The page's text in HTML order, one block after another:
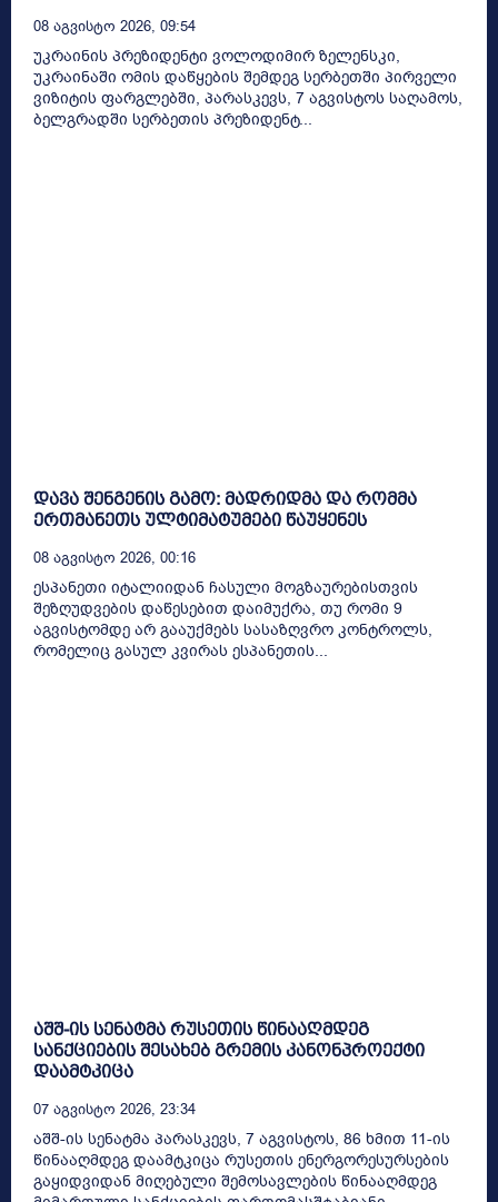
08 Აგვისტო 2026, 09:54
უკრაინის პრეზიდენტი ვოლოდიმირ ზელენსკი,
უკრაინაში ომის დაწყების შემდეგ სერბეთში პირველი
ვიზიტის ფარგლებში, პარასკევს, 7 აგვისტოს საღამოს,
ბელგრადში სერბეთის პრეზიდენტ...
დავა შენგენის გამო: მადრიდმა და რომმა
ერთმანეთს ულტიმატუმები წაუყენეს
08 Აგვისტო 2026, 00:16
ესპანეთი იტალიიდან ჩასული მოგზაურებისთვის
შეზღუდვების დაწესებით დაიმუქრა, თუ რომი 9
აგვისტომდე არ გააუქმებს სასაზღვრო კონტროლს,
რომელიც გასულ კვირას ესპანეთის...
აშშ-ის სენატმა რუსეთის წინააღმდეგ
სანქციების შესახებ გრემის კანონპროექტი
დაამტკიცა
07 Აგვისტო 2026, 23:34
აშშ-ის სენატმა პარასკევს, 7 აგვისტოს, 86 ხმით 11-ის
წინააღმდეგ დაამტკიცა რუსეთის ენერგორესურსების
გაყიდვიდან მიღებული შემოსავლების წინააღმდეგ